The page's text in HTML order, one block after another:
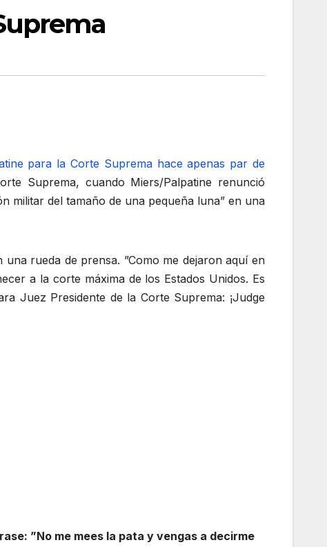
para la Corte Suprema hace apenas par de
Suprema, cuando Miers/Palpatine renunció
militar del tamaño de una pequeña luna” en una
rueda de prensa. ”Como me dejaron aquí en
a la corte máxima de los Estados Unidos. Es
Juez Presidente de la Corte Suprema: ¡Judge
”No me mees la pata y vengas a decirme